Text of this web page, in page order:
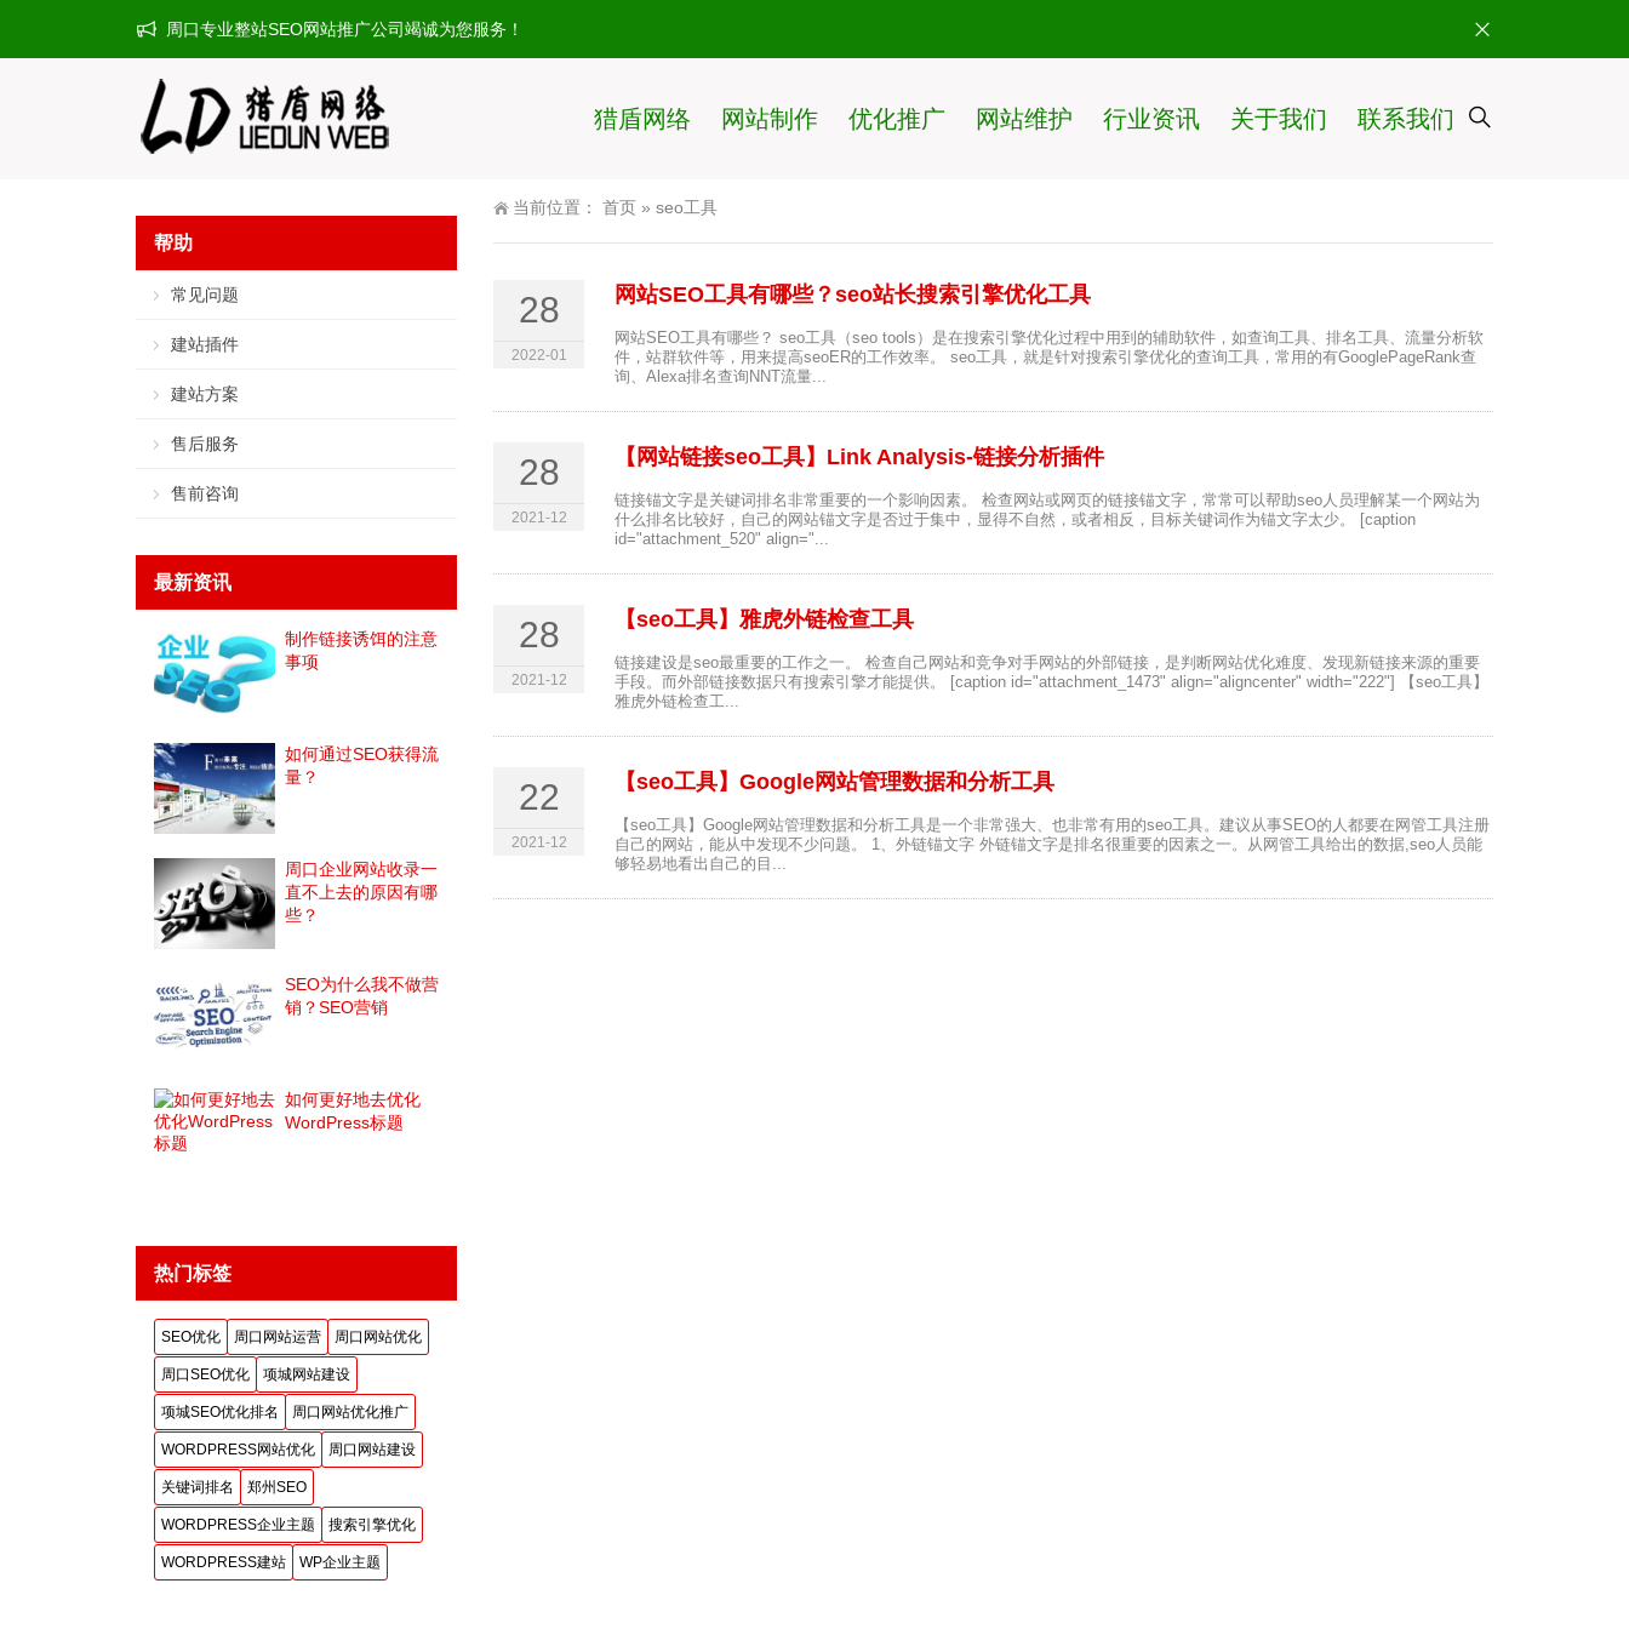
周口专业整站SEO网站推广公司竭诚为您服务！
猎盾网络 网站制作 优化推广 网站维护 行业资讯 关于我们 联系我们
当前位置： 首页 » seo工具
28
2022-01
网站SEO工具有哪些？seo站长搜索引擎优化工具
网站SEO工具有哪些？ seo工具（seo tools）是在搜索引擎优化过程中用到的辅助软件，如查询工具、排名工具、流量分析软
件，站群软件等，用来提高seoER的工作效率。 seo工具，就是针对搜索引擎优化的查询工具，常用的有GooglePageRank查
询、Alexa排名查询NNT流量...
28
2021-12
【网站链接seo工具】Link Analysis-链接分析插件
链接锚文字是关键词排名非常重要的一个影响因素。 检查网站或网页的链接锚文字，常常可以帮助seo人员理解某一个网站为
什么排名比较好，自己的网站锚文字是否过于集中，显得不自然，或者相反，目标关键词作为锚文字太少。 [caption
id="attachment_520" align="...
28
2021-12
【seo工具】雅虎外链检查工具
链接建设是seo最重要的工作之一。 检查自己网站和竞争对手网站的外部链接，是判断网站优化难度、发现新链接来源的重要
手段。而外部链接数据只有搜索引擎才能提供。 [caption id="attachment_1473" align="aligncenter" width="222"] 【seo工具】
雅虎外链检查工...
22
2021-12
【seo工具】Google网站管理数据和分析工具
【seo工具】Google网站管理数据和分析工具是一个非常强大、也非常有用的seo工具。建议从事SEO的人都要在网管工具注册
自己的网站，能从中发现不少问题。 1、外链锚文字 外链锚文字是排名很重要的因素之一。从网管工具给出的数据,seo人员能
够轻易地看出自己的目...
帮助
常见问题
建站插件
建站方案
售后服务
售前咨询
最新资讯
制作链接诱饵的注意
事项
如何通过SEO获得流
量？
周口企业网站收录一
直不上去的原因有哪
些？
SEO为什么我不做营
销？SEO营销
如何更好地去优化
WordPress标题
热门标签
SEO优化 周口网站运营 周口网站优化
周口SEO优化 项城网站建设
项城SEO优化排名 周口网站优化推广
WORDPRESS网站优化 周口网站建设
关键词排名 郑州SEO
WORDPRESS企业主题 搜索引擎优化
WORDPRESS建站 WP企业主题